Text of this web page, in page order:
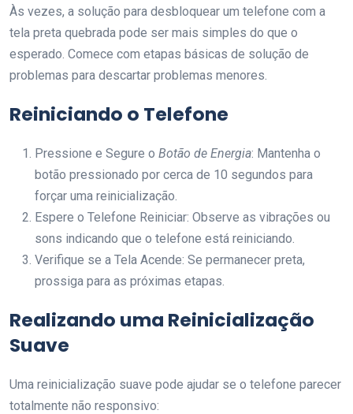
Às vezes, a solução para desbloquear um telefone com a
tela preta quebrada pode ser mais simples do que o
esperado. Comece com etapas básicas de solução de
problemas para descartar problemas menores.
Reiniciando o Telefone
Pressione e Segure o Botão de Energia: Mantenha o
botão pressionado por cerca de 10 segundos para
forçar uma reinicialização.
Espere o Telefone Reiniciar: Observe as vibrações ou
sons indicando que o telefone está reiniciando.
Verifique se a Tela Acende: Se permanecer preta,
prossiga para as próximas etapas.
Realizando uma Reinicialização
Suave
Uma reinicialização suave pode ajudar se o telefone parecer
totalmente não responsivo: